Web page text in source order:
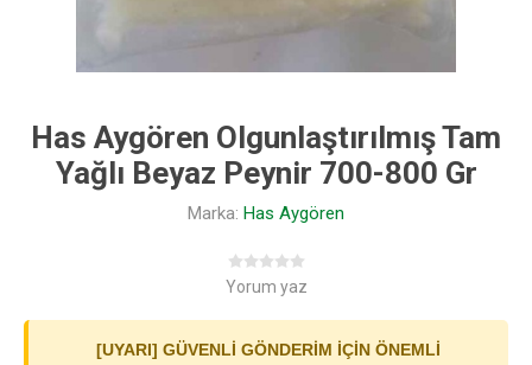
Has Aygören Olgunlaştırılmış Tam
Yağlı Beyaz Peynir 700-800 Gr
Marka: Has Aygören
Yorum yaz
[UYARI] GÜVENLİ GÖNDERİM İÇİN ÖNEMLİ